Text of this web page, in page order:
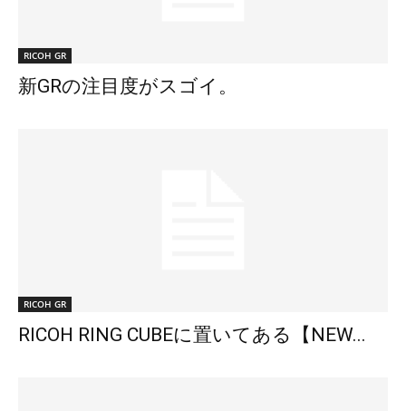
RICOH GR
新GRの注目度がスゴイ。
RICOH GR
RICOH RING CUBEに置いてある【NEW...